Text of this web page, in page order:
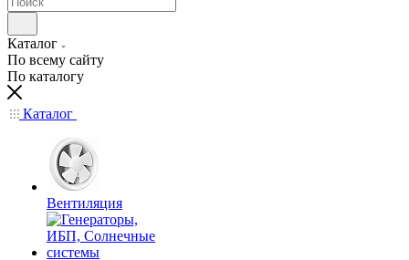
Каталог
По всему сайту
По каталогу
Каталог
Вентиляция